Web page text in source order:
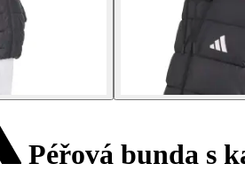
Péřová bunda s